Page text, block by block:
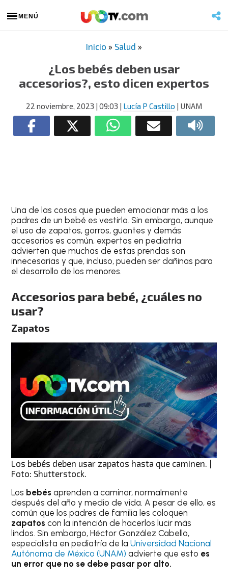
MENÚ
Inicio » Salud »
¿Los bebés deben usar
accesorios?, esto dicen expertos
22 noviembre, 2023 | 09:03 | Lucía P Castillo | UNAM
Una de las cosas que pueden emocionar más a los
padres de un bebé es vestirlo. Sin embargo, aunque
el uso de zapatos, gorros, guantes y demás
accesorios es común, expertos en pediatría
advierten que muchas de estas prendas son
innecesarias y que, incluso, pueden ser dañinas para
el desarrollo de los menores.
Accesorios para bebé, ¿cuáles no
usar?
Zapatos
Los bebés deben usar zapatos hasta que caminen. |
Foto: Shutterstock.
Los bebésaprenden a caminar, normalmente
después del año y medio de vida. A pesar de ello, es
común que los padres de familia les coloquen
zapatos con la intención de hacerlos lucir más
lindos. Sin embargo, Héctor González Cabello,
especialista en pediatría de laUniversidad Nacional
Autónoma de México (UNAM) advierte que esto es
un error que no se debe pasar por alto.